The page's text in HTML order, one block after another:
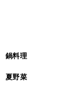
鍋料理
夏野菜